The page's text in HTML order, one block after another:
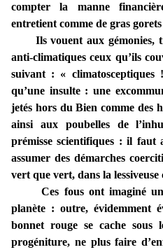
compter la manne
entretient comme de gras
Ils vouent aux gémonies,
anti-climatiques ceux qu’ils
suivant : « climatosceptiques
qu’une insulte : une
jetés hors du Bien comme des
ainsi aux poubelles de
prémisse scientifiques : il faut
assumer des démarches
vert que vert, dans la
Ces fous ont imaginé
planète : outre, évidemment
bonnet rouge se cache sous
progéniture, ne plus faire